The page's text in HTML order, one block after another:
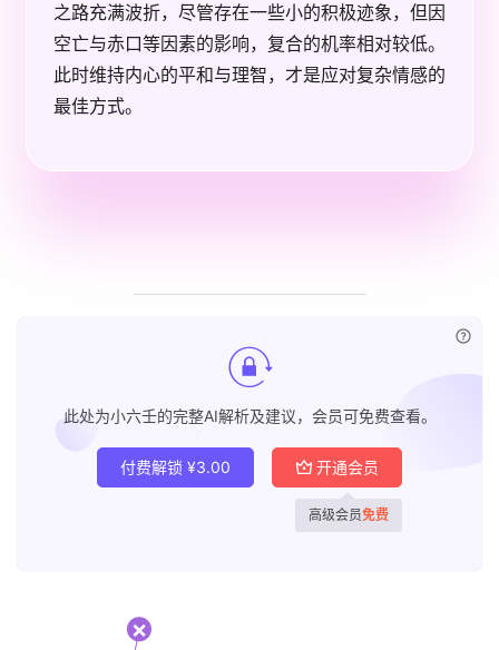
之路充满波折，尽管存在一些小的积极迹象，但因
空亡与赤口等因素的影响，复合的机率相对较低。
此时维持内心的平和与理智，才是应对复杂情感的
最佳方式。
此处为小六壬的完整AI解析及建议，会员可免费查看。
付费解锁 ¥3.00 开通会员
高级会员免费